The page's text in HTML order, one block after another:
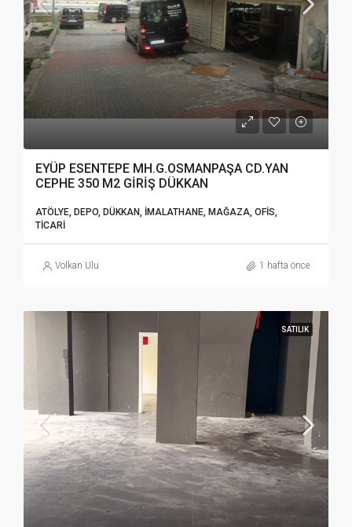
EYÜP ESENTEPE MH.G.OSMANPAŞA CD.YAN
CEPHE 350 M2 GİRİŞ DÜKKAN
ATÖLYE, DEPO, DÜKKAN, İMALATHANE, MAĞAZA, OFIS,
TICARI
Volkan Ulu 1 hafta önce
SATILIK